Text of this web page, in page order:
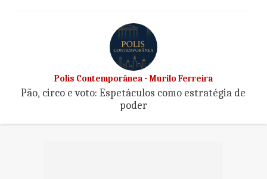
Polis Contemporânea - Murilo Ferreira
Pão, circo e voto: Espetáculos como estratégia de
poder